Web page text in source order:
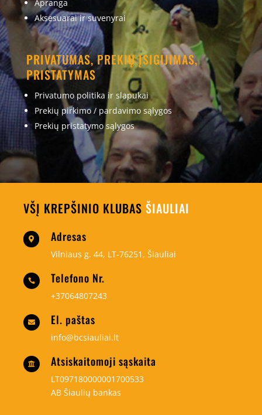
Apranga
Aksesuarai ir suvenyrai
PRIVATUMAS, PREKIŲ ĮSIGIJIMAS,
PRISTATYMAS
Privatumo politika ir slapukai
Prekių pirkimo / pardavimo sąlygos
Prekių pristatymo sąlygos
VŠĮ KREPŠINIO KLUBAS ŠIAULIAI
 Adresas
Vilniaus g. 44, LT-76251, Šiauliai
 Telefono Nr.
+37064807243
 El. paštas
info@bcsiauliai.lt
 Atsiskaitomoji sąskaita
LT097180000001700533
AB Šiaulių bankas